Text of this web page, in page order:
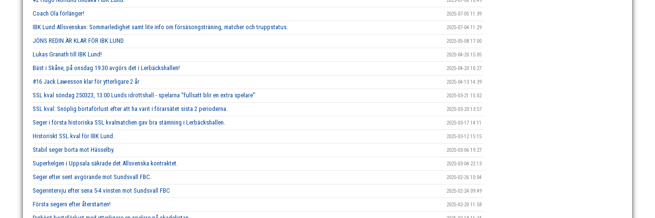
Coach Ola förlänger! 2025-07-05 11:39
IBK Lund Allsvenskan: Sommarledighet samt lite info om försäsongsträning, matcher och truppstatus. 2025-07-04 11:29
JÖNS REDIN ÄR KLAR FÖR IBK LUND 2025-05-08 17:00
Lukas Granath till IBK Lund! 2025-04-20 15:05
Bäst i Skåne, på onsdag 19.30 avgörs det i Lerbäckshallen! 2025-04-20 10:27
#16 Jack Lawesson klar för ytterligare 2 år 2025-04-13 14:39
SSL kval söndag 250323, 13:00 Lunds idrottshall - spelarna ''fullsatt blir en extra spelare'' 2025-03-21 15:02
SSL kval: Snöplig bortaförlust efter att ha varit i förarsätet sista 2 perioderna. 2025-03-20 13:57
Seger i första historiska SSL kvalmatchen gav bra stämning i Lerbäckshallen. 2025-03-17 14:11
Historiskt SSL kval för IBK Lund. 2025-03-12 15:15
Stabil seger borta mot Hässelby. 2025-03-06 19:27
Superhelgen i Uppsala säkrade det Allsvenska kontraktet. 2025-03-04 22:13
Seger efter sent avgörande mot Sundsvall FBC. 2025-02-26 10:04
Segerintervju efter sena 5-4 vinsten mot Sundsvall FBC 2025-02-24 09:49
Första segern efter återstarten! 2025-02-20 11:58